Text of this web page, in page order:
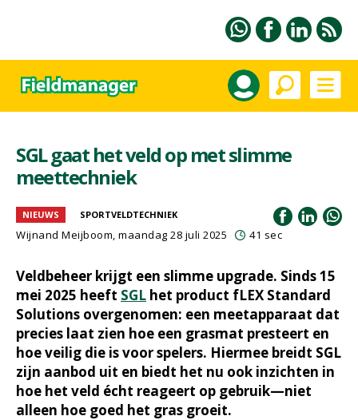
SGL gaat het veld op met slimme
meettechniek
NIEUWS SPORTVELDTECHNIEK
Wijnand Meijboom, maandag 28 juli 2025 41 sec
Veldbeheer krijgt een slimme upgrade. Sinds 15
mei 2025 heeft SGL het product fLEX Standard
Solutions overgenomen: een meetapparaat dat
precies laat zien hoe een grasmat presteert en
hoe veilig die is voor spelers. Hiermee breidt SGL
zijn aanbod uit en biedt het nu ook inzichten in
hoe het veld écht reageert op gebruik—niet
alleen hoe goed het gras groeit.